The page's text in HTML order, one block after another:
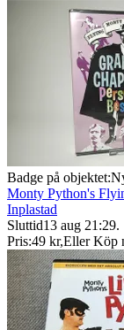
Badge på objektet:
Monty Python's
Inplastad
Sluttid13 aug 21:29.
Pris:49 kr,Eller Köp